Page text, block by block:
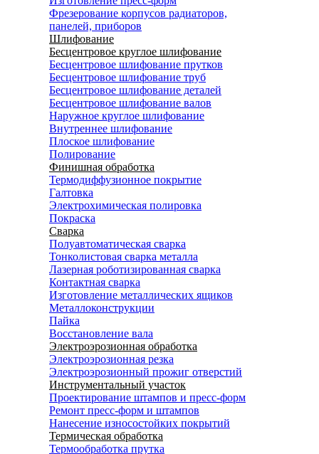
Фрезерование корпусов радиаторов,
панелей, приборов
Шлифование
Бесцентровое круглое шлифование
Бесцентровое шлифование прутков
Бесцентровое шлифование труб
Бесцентровое шлифование деталей
Бесцентровое шлифование валов
Наружное круглое шлифование
Внутреннее шлифование
Плоское шлифование
Полирование
Финишная обработка
Термодиффузионное покрытие
Галтовка
Электрохимическая полировка
Покраска
Сварка
Полуавтоматическая сварка
Тонколистовая сварка металла
Лазерная роботизированная сварка
Контактная сварка
Изготовление металлических ящиков
Металлоконструкции
Пайка
Восстановление вала
Электроэрозионная обработка
Электроэрозионная резка
Электроэрозионный прожиг отверстий
Инструментальный участок
Проектирование штампов и пресс-форм
Ремонт пресс-форм и штампов
Нанесение износостойких покрытий
Термическая обработка
Термообработка прутка